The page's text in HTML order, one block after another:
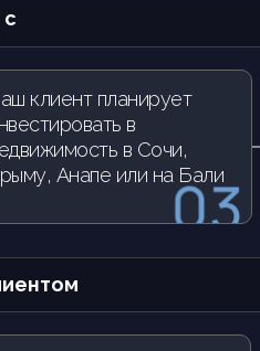
клиент планирует
в
в Сочи,
Анапе или на Бали